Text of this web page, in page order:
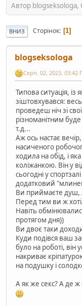
Автор
ВНИЗ Сторінок 1
blogseksologa
Серп. 02, 2023, 03:42
Типова ситуація, із
зіштовхувався:
проведеш ніч зі
різноманітним
т.д...
Аж ось настає
насиченого
ходила на обід, і
коліжанкою. Він у
сьогодні у
додатковий
Ви приймаєте душ,
Перед тим ви ж
Навіть
протягом дня))
Ви двоє таки
Куди подівся ваш
було на роботі, він
накриває
на подушку і
А як же секс? А де ж